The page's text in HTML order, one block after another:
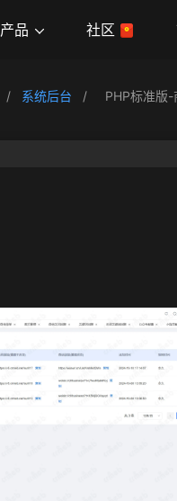
产品 社区
/ 系统后台 /
PHP标准版